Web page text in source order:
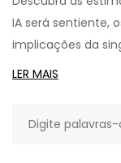
IA será sentiente,
implicações da
LER MAIS